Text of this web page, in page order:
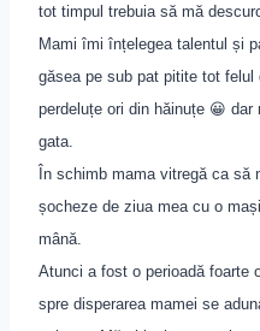
tot timpul trebuia să mă
Mami îmi înțelegea talentul și
găsea pe sub pat pitite tot
perdeluțe ori din hăinuțe 😀
gata.
În schimb mama vitregă ca
șocheze de ziua mea cu o
mână.
Atunci a fost o perioadă foarte
spre disperarea mamei se